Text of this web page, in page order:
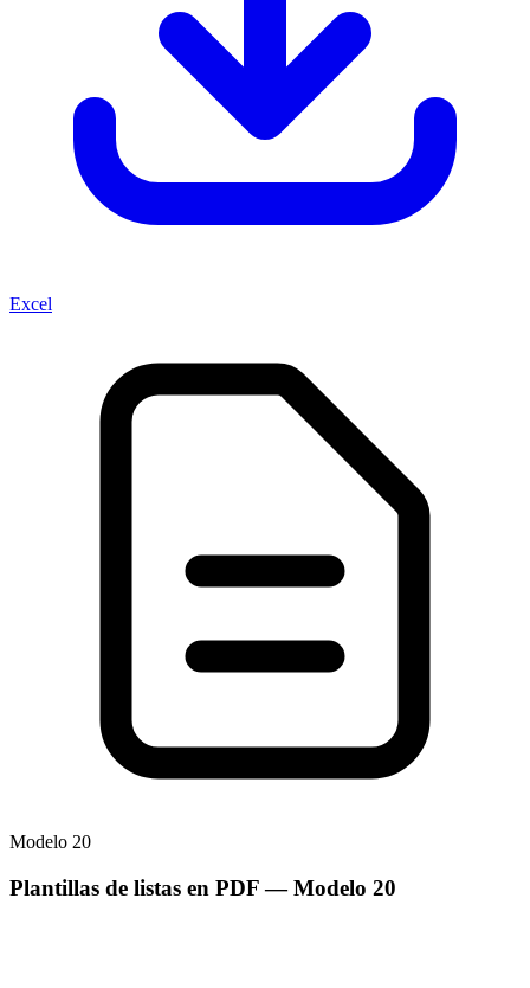
Excel
Modelo 20
Plantillas de listas en PDF— Modelo 20